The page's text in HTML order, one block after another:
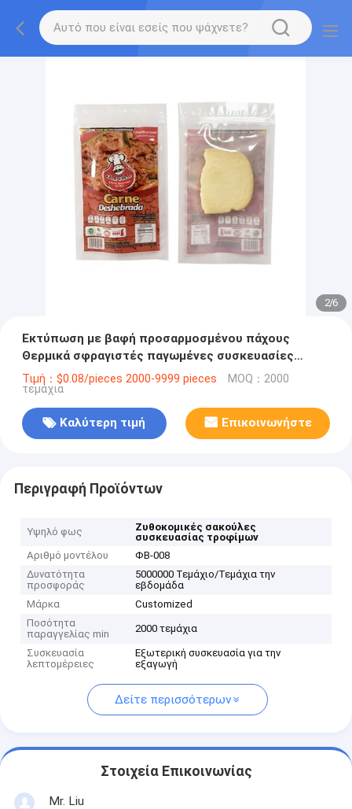
2/6
Εκτύπωση με βαφή προσαρμοσμένου πάχους
Θερμικά σφραγιστές παγωμένες συσκευασίες
βιολογικών τροφίμων
Τιμή：$0.08/pieces 2000-9999 pieces MOQ：2000
τεμάχια
Καλύτερη τιμή Επικοινωνήστε
Περιγραφή Προϊόντων
Υψηλό φως
Ζυθοκομικές σακούλες
συσκευασίας τροφίμων
Αριθμό μοντέλου
ΦΒ-008
Δυνατότητα
προσφοράς
5000000 Τεμάχιο/Τεμάχια την
εβδομάδα
Μάρκα
Customized
Ποσότητα
παραγγελίας min
2000 τεμάχια
Συσκευασία
λεπτομέρειες
Εξωτερική συσκευασία για την
εξαγωγή
Δείτε περισσότερων
Στοιχεία Επικοινωνίας
Mr. Liu